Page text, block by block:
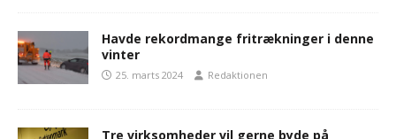
Havde rekordmange fritrækninger i denne
vinter
25. marts 2024 Redaktionen
Tre virksomheder vil gerne byde på